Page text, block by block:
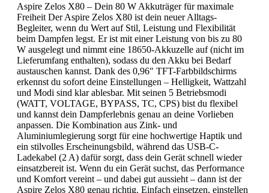
Aspire Zelos X80 – Dein 80 W Akkuträger für maximale
Freiheit Der Aspire Zelos X80 ist dein neuer Alltags-
Begleiter, wenn du Wert auf Stil, Leistung und Flexibilität
beim Dampfen legst. Er ist mit einer Leistung von bis zu 80
W ausgelegt und nimmt eine 18650-Akkuzelle auf (nicht im
Lieferumfang enthalten), sodass du den Akku bei Bedarf
austauschen kannst. Dank des 0,96″ TFT-Farbbildschirms
erkennst du sofort deine Einstellungen – Helligkeit, Wattzahl
und Modi sind klar ablesbar. Mit seinen 5 Betriebsmodi
(WATT, VOLTAGE, BYPASS, TC, CPS) bist du flexibel
und kannst dein Dampferlebnis genau an deine Vorlieben
anpassen. Die Kombination aus Zink- und
Aluminiumlegierung sorgt für eine hochwertige Haptik und
ein stilvolles Erscheinungsbild, während das USB-C-
Ladekabel (2 A) dafür sorgt, dass dein Gerät schnell wieder
einsatzbereit ist. Wenn du ein Gerät suchst, das Performance
und Komfort vereint – und dabei gut aussieht – dann ist der
Aspire Zelos X80 genau richtig. Einfach einsetzen, einstellen